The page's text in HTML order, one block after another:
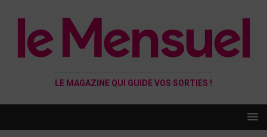
LE MAGAZINE QUI GUIDE VOS SORTIES !